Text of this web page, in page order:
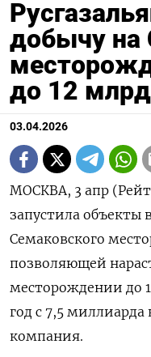
добычу на
до 12
03.04.2026
МОСКВА, 3 апр
запустила объекты
Семаковского
позволяющей
месторождении ‌до
год ‌с 7,5
компания.